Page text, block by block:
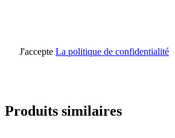
J'accepte La politique de confidentialité
Produits similaires